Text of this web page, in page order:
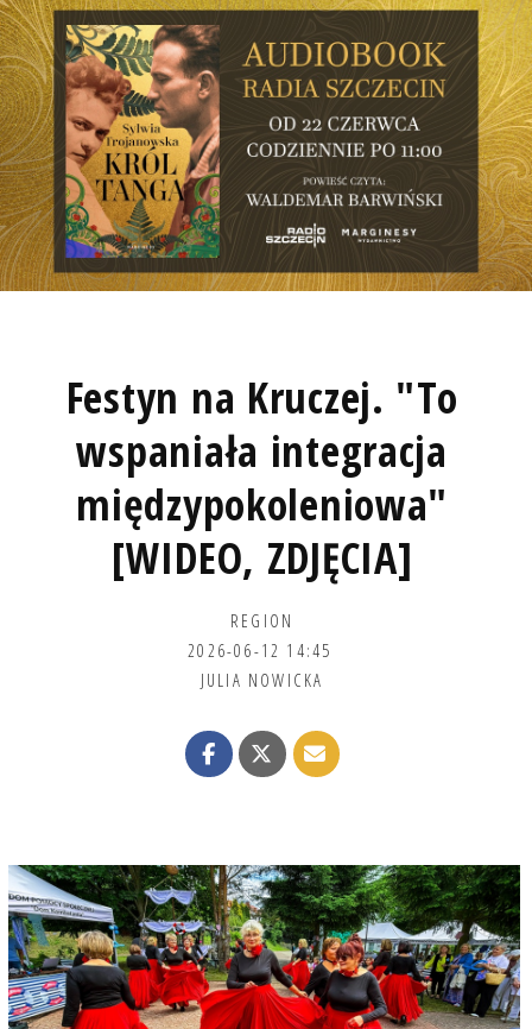
Festyn na Kruczej. "To
wspaniała integracja
międzypokoleniowa"
[WIDEO, ZDJĘCIA]
REGION
2026-06-12 14:45
JULIA NOWICKA